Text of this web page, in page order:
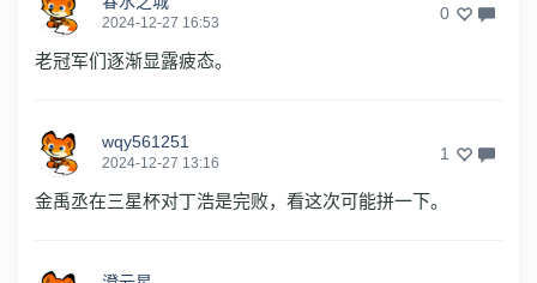
2024-12-27 16:53 0
老冠军们逐渐显露疲态。
wqy561251
2024-12-27 13:16 1
金禹丞在三星杯对丁浩是完败，看这次可能拼一下。